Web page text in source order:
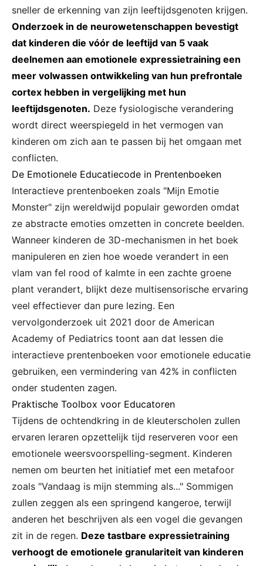
sneller de erkenning van zijn leeftijdsgenoten krijgen.
Onderzoek in de neurowetenschappen bevestigt
dat kinderen die vóór de leeftijd van 5 vaak
deelnemen aan emotionele expressietraining een
meer volwassen ontwikkeling van hun prefrontale
cortex hebben in vergelijking met hun
leeftijdsgenoten. Deze fysiologische verandering
wordt direct weerspiegeld in het vermogen van
kinderen om zich aan te passen bij het omgaan met
conflicten.
De Emotionele Educatiecode in Prentenboeken
Interactieve prentenboeken zoals "Mijn Emotie
Monster" zijn wereldwijd populair geworden omdat
ze abstracte emoties omzetten in concrete beelden.
Wanneer kinderen de 3D-mechanismen in het boek
manipuleren en zien hoe woede verandert in een
vlam van fel rood of kalmte in een zachte groene
plant verandert, blijkt deze multisensorische ervaring
veel effectiever dan pure lezing. Een
vervolgonderzoek uit 2021 door de American
Academy of Pediatrics toont aan dat lessen die
interactieve prentenboeken voor emotionele educatie
gebruiken, een vermindering van 42% in conflicten
onder studenten zagen.
Praktische Toolbox voor Educatoren
Tijdens de ochtendkring in de kleuterscholen zullen
ervaren leraren opzettelijk tijd reserveren voor een
emotionele weersvoorspelling-segment. Kinderen
nemen om beurten het initiatief met een metafoor
zoals "Vandaag is mijn stemming als..." Sommigen
zullen zeggen als een springend kangeroe, terwijl
anderen het beschrijven als een vogel die gevangen
zit in de regen. Deze tastbare expressietraining
verhoogt de emotionele granulariteit van kinderen